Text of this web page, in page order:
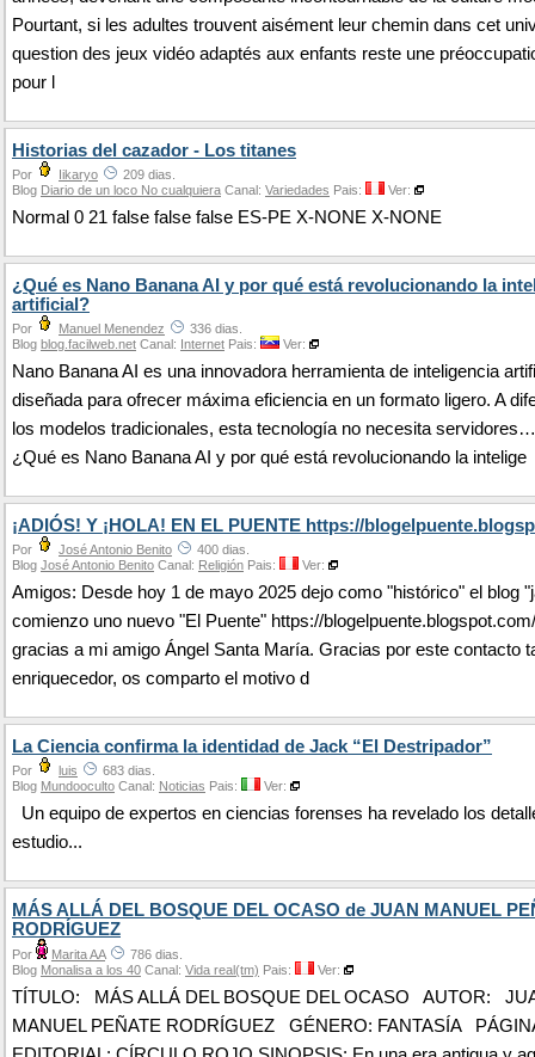
Pourtant, si les adultes trouvent aisément leur chemin dans cet
question des jeux vidéo adaptés aux enfants reste une
pour l
Historias del cazador - Los titanes
Por Iikaryo
209 dias.
Blog Diario de un loco No cualquiera Canal: Variedades Pais: Ver:
Normal 0 21 false false false ES-PE X-NONE X-NONE
¿Qué es Nano Banana AI y por qué está revolucionando la
artificial?
Por Manuel Menendez
336 dias.
Blog blog.facilweb.net Canal: Internet Pais: Ver:
Nano Banana AI es una innovadora herramienta de inteligencia
diseñada para ofrecer máxima eficiencia en un formato ligero. A
los modelos tradicionales, esta tecnología no necesita
¿Qué es Nano Banana AI y por qué está revolucionando la intelige
¡ADIÓS! Y ¡HOLA! EN EL PUENTE https://
Por José Antonio Benito
400 dias.
Blog José Antonio Benito Canal: Religión Pais: Ver:
Amigos: Desde hoy 1 de mayo 2025 dejo como "histórico" el blog
comienzo uno nuevo "El Puente" https://
gracias a mi amigo Ángel Santa María. Gracias por este contacto
enriquecedor, os comparto el motivo d
La Ciencia confirma la identidad de Jack “El Destripador”
Por luis
683 dias.
Blog Mundooculto Canal: Noticias Pais: Ver:
Un equipo de expertos en ciencias forenses ha revelado los
estudio...
MÁS ALLÁ DEL BOSQUE DEL OCASO de JUAN MANUEL
RODRÍGUEZ
Por Marita AA
786 dias.
Blog Monalisa a los 40 Canal: Vida real(tm) Pais: Ver:
TÍTULO: MÁS ALLÁ DEL BOSQUE DEL OCASO AUTOR:
MANUEL PEÑATE RODRÍGUEZ GÉNERO: FANTASÍA